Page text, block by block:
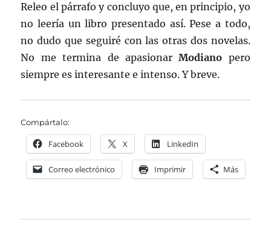
Releo el párrafo y concluyo que, en principio, yo
no leería un libro presentado así. Pese a todo,
no dudo que seguiré con las otras dos novelas.
No me termina de apasionarModiano pero
siempre es interesante e intenso. Y breve.
Compártalo:
Facebook X LinkedIn
Correo electrónico Imprimir Más